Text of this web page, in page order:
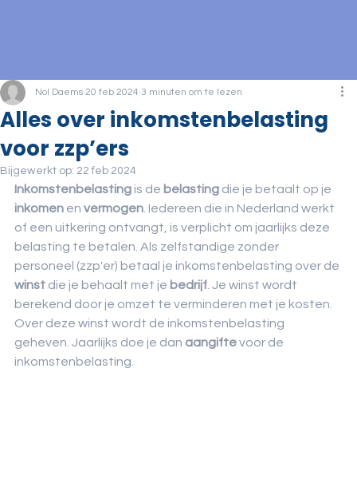
Alles over inkomstenbelasting
voor zzp’ers
Nol Daems 20 feb 2024 3 minuten om te lezen
Bijgewerkt op: 22 feb 2024
Inkomstenbelasting is de belasting die je betaalt op je
inkomen en vermogen . Iedereen die in Nederland werkt
of een uitkering ontvangt, is verplicht om jaarlijks deze
belasting te betalen. Als zelfstandige zonder
personeel (zzp'er) betaal je inkomstenbelasting over de
winst die je behaalt met je bedrijf . Je winst wordt
berekend door je omzet te verminderen met je kosten.
Over deze winst wordt de inkomstenbelasting
geheven. Jaarlijks doe je dan aangifte voor de
inkomstenbelasting.